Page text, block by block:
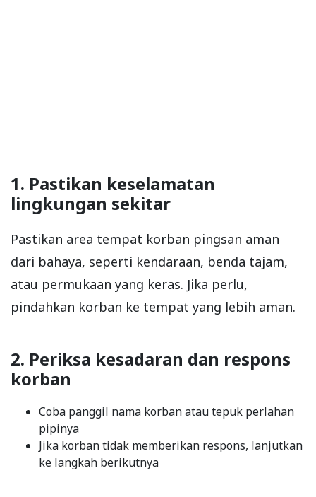
1. Pastikan keselamatan
lingkungan sekitar
Pastikan area tempat korban pingsan aman
dari bahaya, seperti kendaraan, benda tajam,
atau permukaan yang keras. Jika perlu,
pindahkan korban ke tempat yang lebih aman.
2. Periksa kesadaran dan respons
korban
Coba panggil nama korban atau tepuk perlahan
pipinya
Jika korban tidak memberikan respons, lanjutkan
ke langkah berikutnya